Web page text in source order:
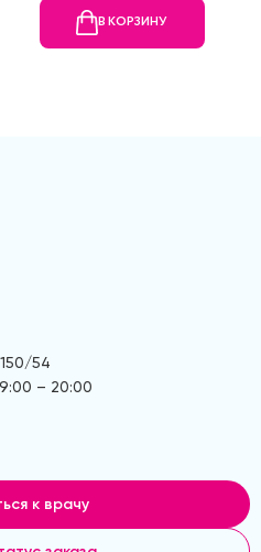
В КОРЗИНУ
54
– 20:00
к врачу